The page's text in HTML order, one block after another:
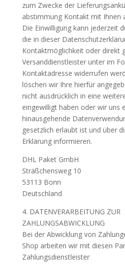
zum Zwecke der
abstimmung Kontakt mit Ihnen
Die Einwilligung kann jederzeit
die in dieser
Kontaktmöglichkeit oder direkt
Versanddienstleister unter im
Kontaktadresse widerrufen
löschen wir Ihre hierfür
nicht ausdrücklich in eine
eingewilligt haben oder wir uns
hinausgehende
gesetzlich erlaubt ist und über
Erklärung informieren.
DHL Paket GmbH
Sträßchensweg 10
53113 Bonn
Deutschland
4. DATENVERARBEITUNG ZUR
ZAHLUNGSABWICKLUNG
Bei der Abwicklung von
Shop arbeiten wir mit diesen
Zahlungsdienstleister